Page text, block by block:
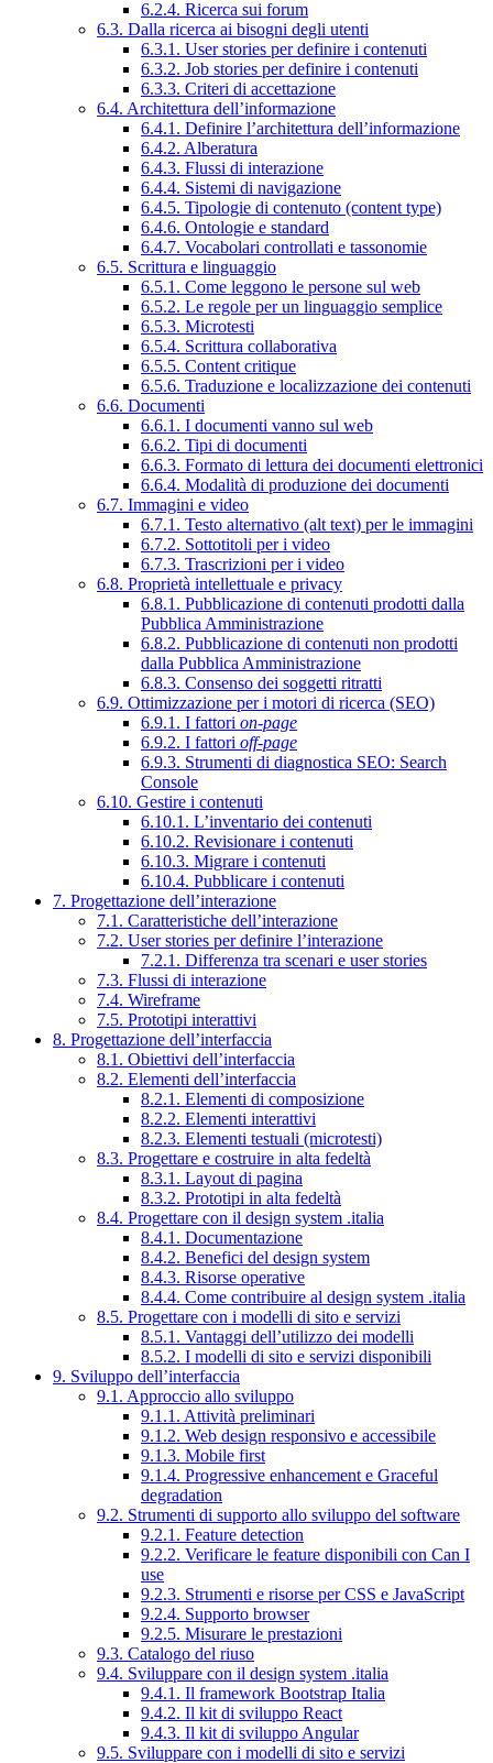
6.2.4. Ricerca sui forum
6.3. Dalla ricerca ai bisogni degli utenti
6.3.1. User stories per definire i contenuti
6.3.2. Job stories per definire i contenuti
6.3.3. Criteri di accettazione
6.4. Architettura dell’informazione
6.4.1. Definire l’architettura dell’informazione
6.4.2. Alberatura
6.4.3. Flussi di interazione
6.4.4. Sistemi di navigazione
6.4.5. Tipologie di contenuto (content type)
6.4.6. Ontologie e standard
6.4.7. Vocabolari controllati e tassonomie
6.5. Scrittura e linguaggio
6.5.1. Come leggono le persone sul web
6.5.2. Le regole per un linguaggio semplice
6.5.3. Microtesti
6.5.4. Scrittura collaborativa
6.5.5. Content critique
6.5.6. Traduzione e localizzazione dei contenuti
6.6. Documenti
6.6.1. I documenti vanno sul web
6.6.2. Tipi di documenti
6.6.3. Formato di lettura dei documenti elettronici
6.6.4. Modalità di produzione dei documenti
6.7. Immagini e video
6.7.1. Testo alternativo (alt text) per le immagini
6.7.2. Sottotitoli per i video
6.7.3. Trascrizioni per i video
6.8. Proprietà intellettuale e privacy
6.8.1. Pubblicazione di contenuti prodotti dalla
Pubblica Amministrazione
6.8.2. Pubblicazione di contenuti non prodotti
dalla Pubblica Amministrazione
6.8.3. Consenso dei soggetti ritratti
6.9. Ottimizzazione per i motori di ricerca (SEO)
6.9.1. I fattori on-page
6.9.2. I fattori off-page
6.9.3. Strumenti di diagnostica SEO: Search
Console
6.10. Gestire i contenuti
6.10.1. L’inventario dei contenuti
6.10.2. Revisionare i contenuti
6.10.3. Migrare i contenuti
6.10.4. Pubblicare i contenuti
7. Progettazione dell’interazione
7.1. Caratteristiche dell’interazione
7.2. User stories per definire l’interazione
7.2.1. Differenza tra scenari e user stories
7.3. Flussi di interazione
7.4. Wireframe
7.5. Prototipi interattivi
8. Progettazione dell’interfaccia
8.1. Obiettivi dell’interfaccia
8.2. Elementi dell’interfaccia
8.2.1. Elementi di composizione
8.2.2. Elementi interattivi
8.2.3. Elementi testuali (microtesti)
8.3. Progettare e costruire in alta fedeltà
8.3.1. Layout di pagina
8.3.2. Prototipi in alta fedeltà
8.4. Progettare con il design system .italia
8.4.1. Documentazione
8.4.2. Benefici del design system
8.4.3. Risorse operative
8.4.4. Come contribuire al design system .italia
8.5. Progettare con i modelli di sito e servizi
8.5.1. Vantaggi dell’utilizzo dei modelli
8.5.2. I modelli di sito e servizi disponibili
9. Sviluppo dell’interfaccia
9.1. Approccio allo sviluppo
9.1.1. Attività preliminari
9.1.2. Web design responsivo e accessibile
9.1.3. Mobile first
9.1.4. Progressive enhancement e Graceful
degradation
9.2. Strumenti di supporto allo sviluppo del software
9.2.1. Feature detection
9.2.2. Verificare le feature disponibili con Can I
use
9.2.3. Strumenti e risorse per CSS e JavaScript
9.2.4. Supporto browser
9.2.5. Misurare le prestazioni
9.3. Catalogo del riuso
9.4. Sviluppare con il design system .italia
9.4.1. Il framework Bootstrap Italia
9.4.2. Il kit di sviluppo React
9.4.3. Il kit di sviluppo Angular
9.5. Sviluppare con i modelli di sito e servizi